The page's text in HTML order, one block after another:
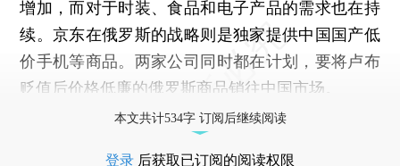
增加，而对于时装、食品和电子产品的需求也在持
续。京东在俄罗斯的战略则是独家提供中国国产低
价手机等商品。两家公司同时都在计划，要将卢布
贬值后价格低廉的俄罗斯商品销往中国市场。
本文共计534字 订阅后继续阅读
登录 后获取已订阅的阅读权限